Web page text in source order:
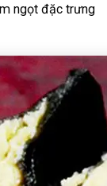
ngọt đặc trưng